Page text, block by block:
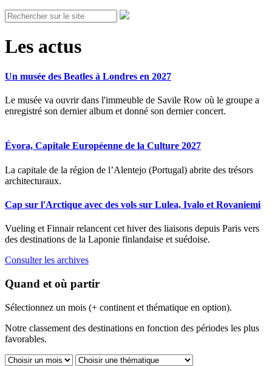
Les actus
Un musée des Beatles à Londres en 2027
Le musée va ouvrir dans l'immeuble de Savile Row où le groupe a
enregistré son dernier album et donné son dernier concert.
Évora, Capitale Européenne de la Culture 2027
La capitale de la région de l’Alentejo (Portugal) abrite des trésors
architecturaux.
Cap sur l'Arctique avec des vols sur Lulea, Ivalo et Rovaniemi
Vueling et Finnair relancent cet hiver des liaisons depuis Paris vers
des destinations de la Laponie finlandaise et suédoise.
Consulter les archives
Quand et où partir
Sélectionnez un mois (+ continent et thématique en option).
Notre classement des destinations en fonction des périodes les plus
favorables.